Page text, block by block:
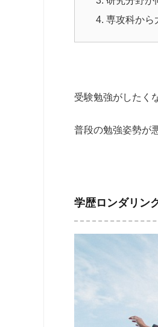
専攻科から
受験勉強がしたく
普段の勉強姿勢が
学歴ロンダリン